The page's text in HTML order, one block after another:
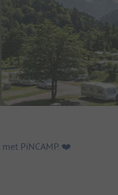
PiNCAMP. ❤️️